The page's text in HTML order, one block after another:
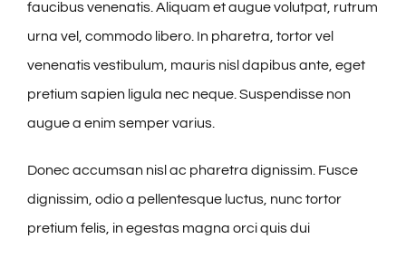
faucibus venenatis. Aliquam et augue volutpat, rutrum
urna vel, commodo libero. In pharetra, tortor vel
venenatis vestibulum, mauris nisl dapibus ante, eget
pretium sapien ligula nec neque. Suspendisse non
augue a enim semper varius.
Donec accumsan nisl ac pharetra dignissim. Fusce
dignissim, odio a pellentesque luctus, nunc tortor
pretium felis, in egestas magna orci quis dui